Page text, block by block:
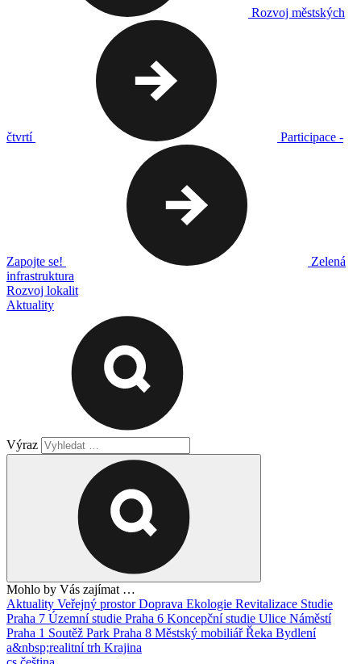
Rozvoj městských
čtvrtí Participace -
Zapojte se!
Zelená
infrastruktura
Rozvoj lokalit
Aktuality
Výraz
Mohlo by Vás zajímat …
Aktuality Veřejný prostorDoprava Ekologie Revitalizace Studie
Praha 7 Územní studie Praha 6 Koncepční studie Ulice Náměstí
Praha 1 Soutěž Park Praha 8 Městský mobiliářŘeka Bydlení
a&nbsp;realitní trh Krajina